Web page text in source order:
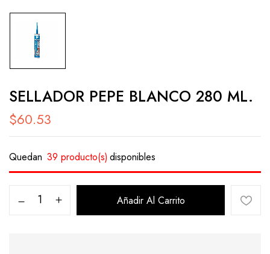
SELLADOR PEPE BLANCO 280 ML.
$60.53
Quedan 39 producto(s) disponibles
Añadir Al Carrito